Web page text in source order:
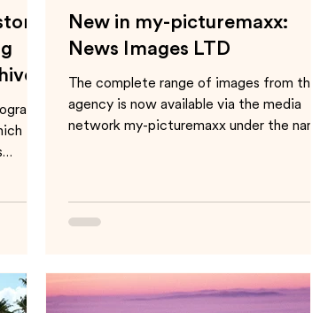
is a
New in my-picturemaxx:
News Images LTD
The complete range of images from the
agency is now available via the media
network my-picturemaxx under the name